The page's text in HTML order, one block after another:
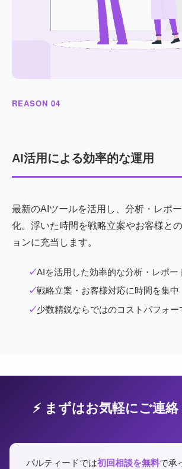
REASON 04
AI活用による効率的な運用
最新のAIツールを活用し、分析・レポ
化。浮いた時間を戦略立案やお客様と
ョンに充当します。
AIを活用した効率的な分析・レポー
戦略立案・お客様対応に時間を集中
少数精鋭ならではのコストパフォー
⚡ まずはお気軽にご連
パルティードでは初回相談を無料で承